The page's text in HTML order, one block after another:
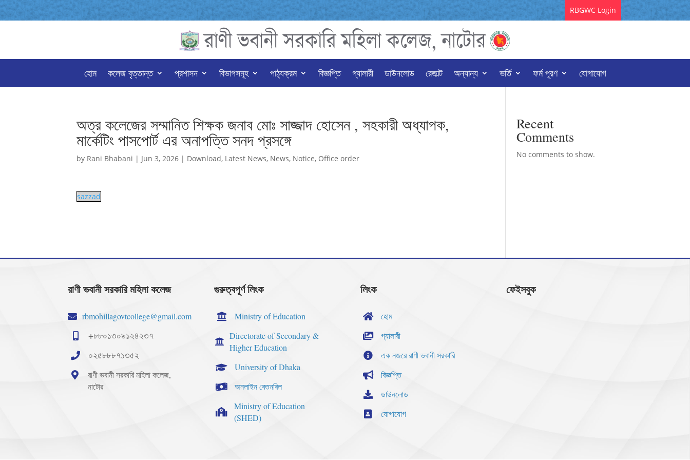
RBGWC Login
হোম কলেজ বৃত্তান্ত প্রশাসন বিভাগসমূহ পাঠ্যক্রম বিজ্ঞপ্তি গ্যালারী ডাউনলোড রেজাল্ট অন্যান্য ভর্তি ফর্ম পূরণ যোগাযোগ
অত্র কলেজের সম্মানিত শিক্ষক জনাব মোঃ সাজ্জাদ হোসেন , সহকারী অধ্যাপক,
মার্কেটিং পাসপোর্ট এর অনাপত্তি সনদ প্রসঙ্গে
by Rani Bhabani | Jun 3, 2026 | Download, Latest News, News, Notice, Office order
sazzad
Recent
Comments
No comments to show.
রাণী ভবানী সরকারি মহিলা কলেজ
rbmohillagovtcollege@gmail.com
+৮৮০১৩০৯১২৪২৩৭
০২৫৮৮৮৭১৩৫২
রাণী ভবানী সরকারি মহিলা কলেজ,
নাটোর
গুরুত্বপূর্ণ লিংক
Ministry of Education
Directorate of Secondary &
Higher Education
University of Dhaka
অনলাইন বেতনবিল
Ministry of Education
(SHED)
লিংক
হোম
গ্যালারী
এক নজরে রাণী ভবানী সরকারি
বিজ্ঞপ্তি
ডাউনলোড
যোগাযোগ
ফেইসবুক